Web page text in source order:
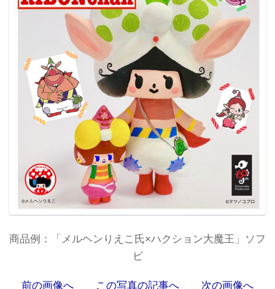
商品例：「メルヘンりえこ氏×ハクション大魔王」ソフ
ビ
前の画像へ この写真の記事へ 次の画像へ